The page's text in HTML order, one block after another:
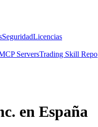
SeguridadLicencias
ServersTrading Skill Repo
en España